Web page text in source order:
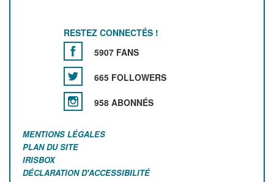
RESTEZ CONNECTÉS !
5907 FANS
665 FOLLOWERS
958 ABONNÉS
MENTIONS LÉGALES
PLAN DU SITE
IRISBOX
DÉCLARATION D'ACCESSIBILITÉ